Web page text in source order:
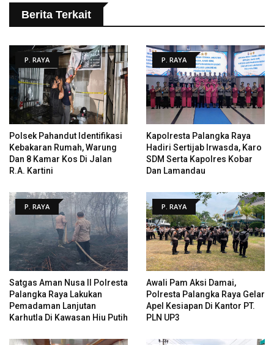
Berita Terkait
P. RAYA
Polsek Pahandut Identifikasi
Kebakaran Rumah, Warung
Dan 8 Kamar Kos Di Jalan
R.A. Kartini
P. RAYA
Kapolresta Palangka Raya
Hadiri Sertijab Irwasda, Karo
SDM Serta Kapolres Kobar
Dan Lamandau
P. RAYA
Satgas Aman Nusa II Polresta
Palangka Raya Lakukan
Pemadaman Lanjutan
Karhutla Di Kawasan Hiu Putih
P. RAYA
Awali Pam Aksi Damai,
Polresta Palangka Raya Gelar
Apel Kesiapan Di Kantor PT.
PLN UP3